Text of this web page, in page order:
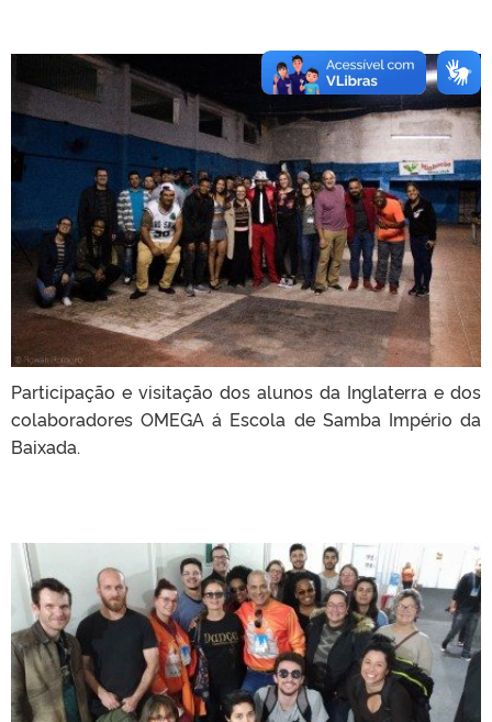
Participação e visitação dos alunos da Inglaterra e dos
colaboradores OMEGA á Escola de Samba Império da
Baixada.